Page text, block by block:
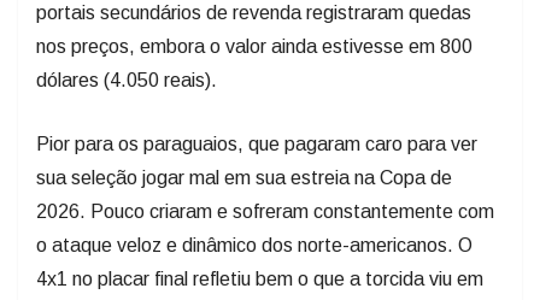
portais secundários de revenda registraram quedas
nos preços, embora o valor ainda estivesse em 800
dólares (4.050 reais).
Pior para os paraguaios, que pagaram caro para ver
sua seleção jogar mal em sua estreia na Copa de
2026. Pouco criaram e sofreram constantemente com
o ataque veloz e dinâmico dos norte-americanos. O
4x1 no placar final refletiu bem o que a torcida viu em